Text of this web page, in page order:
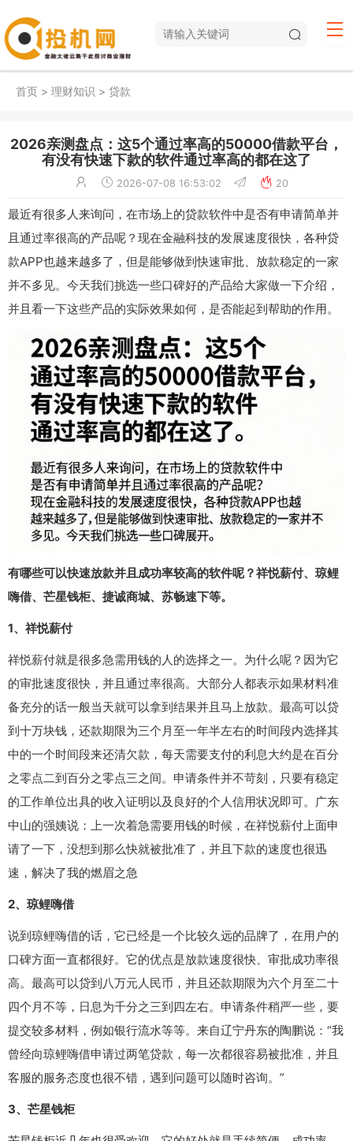
首页 > 理财知识 > 贷款
2026亲测盘点：这5个通过率高的50000借款平台，
有没有快速下款的软件通过率高的都在这了
2026-07-08 16:53:02 20
最近有很多人来询问，在市场上的贷款软件中是否有申请简单并
且通过率很高的产品呢？现在金融科技的发展速度很快，各种贷
款APP也越来越多了，但是能够做到快速审批、放款稳定的一家
并不多见。今天我们挑选一些口碑好的产品给大家做一下介绍，
并且看一下这些产品的实际效果如何，是否能起到帮助的作用。
有哪些可以快速放款并且成功率较高的软件呢？祥悦薪付、琼鲤
嗨借、芒星钱柜、捷诚商城、苏畅速下等。
1、祥悦薪付
祥悦薪付就是很多急需用钱的人的选择之一。为什么呢？因为它
的审批速度很快，并且通过率很高。大部分人都表示如果材料准
备充分的话一般当天就可以拿到结果并且马上放款。最高可以贷
到十万块钱，还款期限为三个月至一年半左右的时间段内选择其
中的一个时间段来还清欠款，每天需要支付的利息大约是在百分
之零点二到百分之零点三之间。申请条件并不苛刻，只要有稳定
的工作单位出具的收入证明以及良好的个人信用状况即可。广东
中山的强姨说：上一次着急需要用钱的时候，在祥悦薪付上面申
请了一下，没想到那么快就被批准了，并且下款的速度也很迅
速，解决了我的燃眉之急
2、琼鲤嗨借
说到琼鲤嗨借的话，它已经是一个比较久远的品牌了，在用户的
口碑方面一直都很好。它的优点是放款速度很快、审批成功率很
高。最高可以贷到八万元人民币，并且还款期限为六个月至二十
四个月不等，日息为千分之三到四左右。申请条件稍严一些，要
提交较多材料，例如银行流水等等。来自辽宁丹东的陶鹏说：“我
曾经向琼鲤嗨借申请过两笔贷款，每一次都很容易被批准，并且
客服的服务态度也很不错，遇到问题可以随时咨询。”
3、芒星钱柜